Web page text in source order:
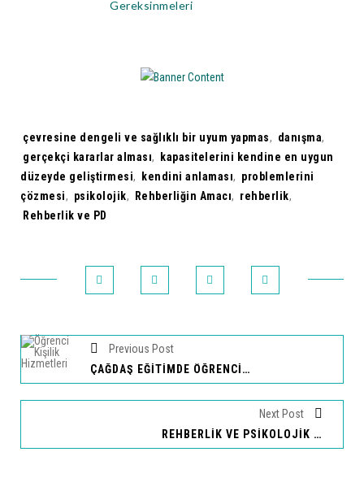
Gereksinmeleri
Tags:
çevresine dengeli ve sağlıklı bir uyum yapmas, danışma,
gerçekçi kararlar alması,
kapasitelerini kendine en uygun
düzeyde geliştirmesi, kendini anlaması, problemlerini
çözmesi, psikolojik, Rehberliğin Amacı, rehberlik,
Rehberlik ve PD
Previous Post
ÇAĞDAŞ EĞITIMDE ÖĞRENCI KIŞILIK HIZMETLERININ YERI
Next Post
REHBERLIK VE PSIKOLOJIK DANIŞMANIN KONUSU